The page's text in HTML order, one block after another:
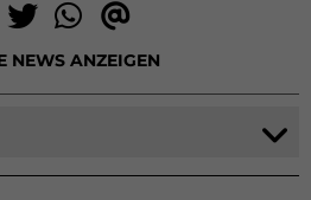
NEWS ANZEIGEN